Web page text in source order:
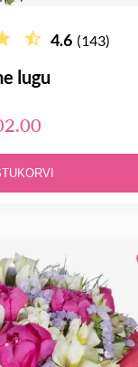
4.6 (143)
lugu